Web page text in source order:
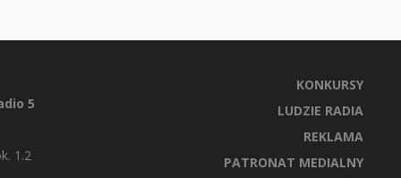
5
1.2
KONKURSY
LUDZIE RADIA
REKLAMA
PATRONAT MEDIALNY